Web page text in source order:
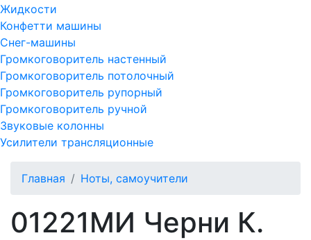
Жидкости
Конфетти машины
Снег-машины
Громкоговоритель настенный
Громкоговоритель потолочный
Громкоговоритель рупорный
Громкоговоритель ручной
Звуковые колонны
Усилители трансляционные
Главная Ноты, самоучители
01221МИ Черни К.